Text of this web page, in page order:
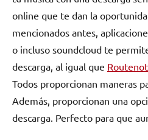
online que te dan la
mencionados antes,
o incluso soundcloud te
descarga, al igual que
Todos proporcionan maneras
Además, proporcionan una
descarga. Perfecto para que